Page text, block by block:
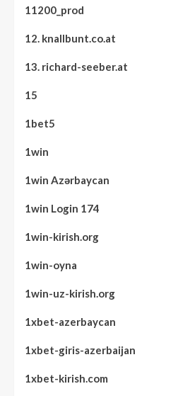
11200_prod
12. knallbunt.co.at
13. richard-seeber.at
15
1bet5
1win
1win Azərbaycan
1win Login 174
1win-kirish.org
1win-oyna
1win-uz-kirish.org
1xbet-azerbaycan
1xbet-giris-azerbaijan
1xbet-kirish.com